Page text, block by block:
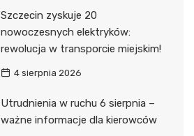
Szczecin zyskuje 20
nowoczesnych elektryków:
rewolucja w transporcie miejskim!
4 sierpnia 2026
Utrudnienia w ruchu 6 sierpnia –
ważne informacje dla kierowców